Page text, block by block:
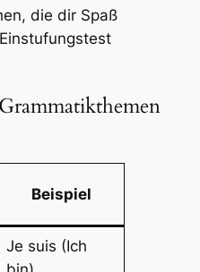
die dir Spaß
Beispiel
Je suis (Ich